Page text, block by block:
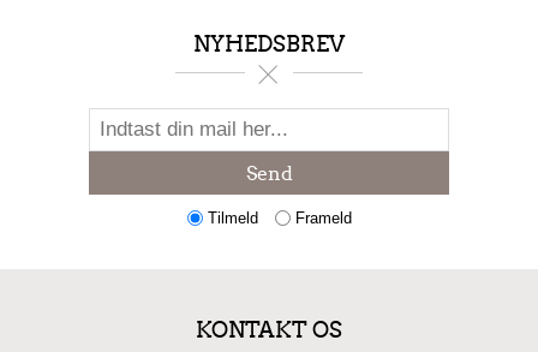
NYHEDSBREV
Send
Tilmeld Frameld
KONTAKT OS